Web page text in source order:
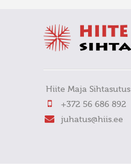
Hiite Maja Sihtasutus
+372 56 686 892
juhatus@hiis.ee